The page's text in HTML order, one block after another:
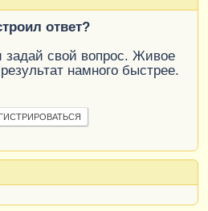
ответ?
задай свой вопрос. Живое
намного быстрее.